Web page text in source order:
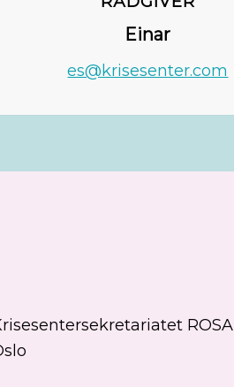
Einar
es@krisesenter.com
ROSA